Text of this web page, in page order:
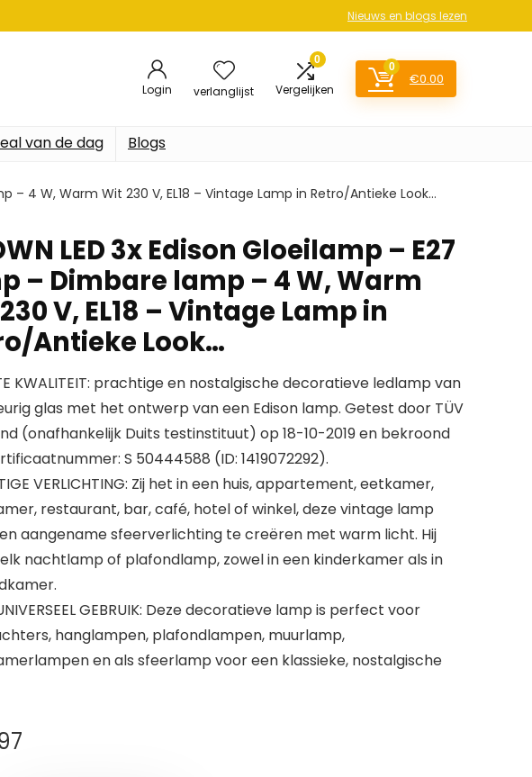
Nieuws en blogs lezen
Login verlanglijst
0
Vergelijken
0
€0.00
van de dag Blogs
– 4 W, Warm Wit 230 V, EL18 – Vintage Lamp in Retro/Antieke Look…
LED 3x Edison Gloeilamp – E27
– Dimbare lamp – 4 W, Warm
V, EL18 – Vintage Lamp in
Antieke Look…
KWALITEIT: prachtige en nostalgische decoratieve ledlamp van
glas met het ontwerp van een Edison lamp. Getest door TÜV
(onafhankelijk Duits testinstituut) op 18-10-2019 en bekroond
S 50444588 (ID: 1419072292).
VERLICHTING: Zij het in een huis, appartement, eetkamer,
restaurant, bar, café, hotel of winkel, deze vintage lamp
aangename sfeerverlichting te creëren met warm licht. Hij
nachtlamp of plafondlamp, zowel in een kinderkamer als in
GEBRUIK: Deze decoratieve lamp is perfect voor
hanglampen, plafondlampen, muurlamp,
en als sfeerlamp voor een klassieke, nostalgische